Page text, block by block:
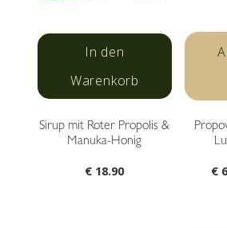
In den
Warenkorb
Sirup mit Roter Propolis &
Manuka-Honig
€ 18.90 €